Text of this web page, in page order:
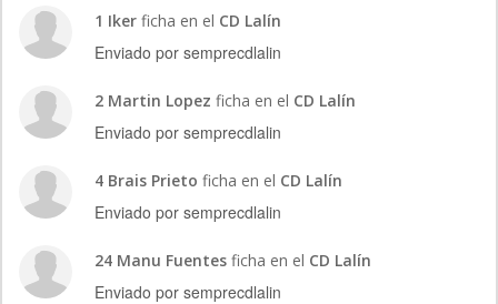
1 Iker ficha en el CD Lalín
Enviado por semprecdlalin
2 Martin Lopez ficha en el CD Lalín
Enviado por semprecdlalin
4 Brais Prieto ficha en el CD Lalín
Enviado por semprecdlalin
24 Manu Fuentes ficha en el CD Lalín
Enviado por semprecdlalin